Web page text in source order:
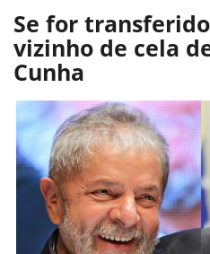
Se for
vizinho de cela
Cunha